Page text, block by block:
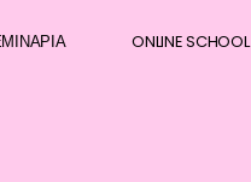
ONLINE SCHOOL